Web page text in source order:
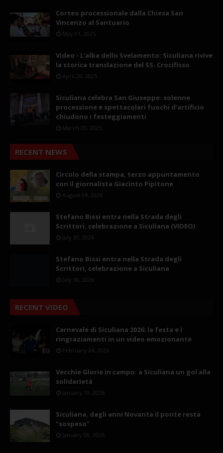
Corteo processionale dalla Chiesa San
Vincenzo al Santuario
May 01, 2025
Video - L'alba dello Svelamento: Siculiana rivive
la storica translazione del SS. Crocifisso
April 28, 2025
Siculiana celebra San Giuseppe: solenne
processione e spettacolari fuochi d’artificio
chiudono i festeggiamenti
March 20, 2025
RECENT NEWS
Circolo della stampa, terzo appuntamento
con il giornalista Giacinto Pipitone
August 04, 2026
Stefano Bissi entra nella Strada degli
Scrittori, celebrazione a Siculiana (VIDEO)
July 30, 2026
Stefano Bissi entra nella Strada degli
Scrittori, celebrazione a Siculiana
July 30, 2026
RECENT VIDEO
Carnevale di Siculiana 2026: la festa e i
ringraziamenti in un video emozionante
February 24, 2026
Vecchie Glorie in campo: a Siculiana un gol alla
solidarietà
January 19, 2026
Siculiana, dagli anni Novanta il ponte resta
"sospeso"
January 08, 2026